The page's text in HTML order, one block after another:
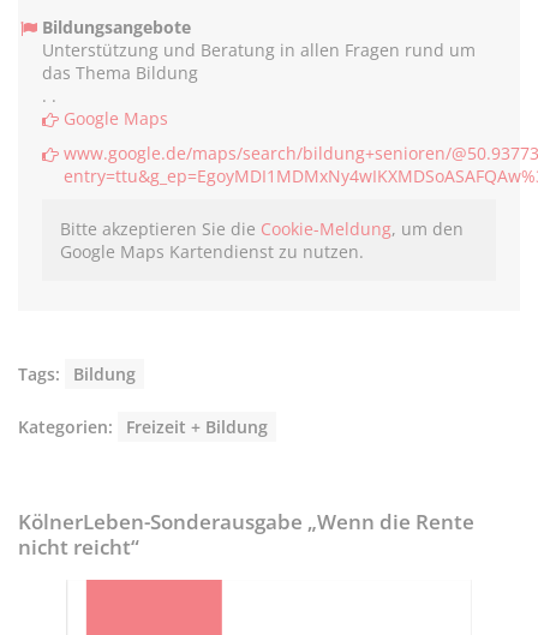
Bildungsangebote
Unterstützung und Beratung in allen Fragen rund um
das Thema Bildung
. .
Google Maps
www.google.de/maps/search/bildung+senioren/
Bitte akzeptieren Sie die Cookie-Meldung, um den
Google Maps Kartendienst zu nutzen.
Tags: Bildung
Kategorien: Freizeit + Bildung
KölnerLeben-Sonderausgabe „Wenn die Rente
nicht reicht“